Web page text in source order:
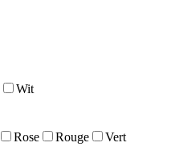
Wit
Rose Rouge
Vert